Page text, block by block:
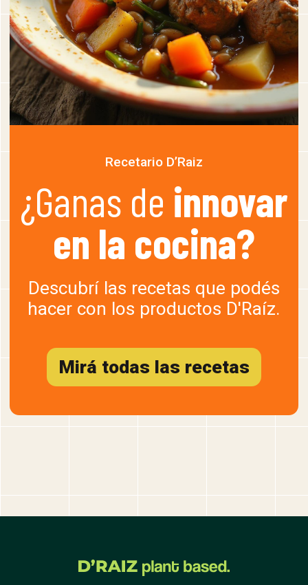
Recetario D’Raiz
¿Ganas de innovar
en la cocina?
Descubrí las recetas que podés
hacer con los productos D'Raíz.
Mirá todas las recetas